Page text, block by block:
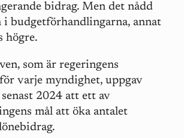
bidrag. Men det nådd
i budgetförhandlingarna, annat
högre.
som är regeringens
varje myndighet, uppgav
2024 att ett av
mål att öka antalet